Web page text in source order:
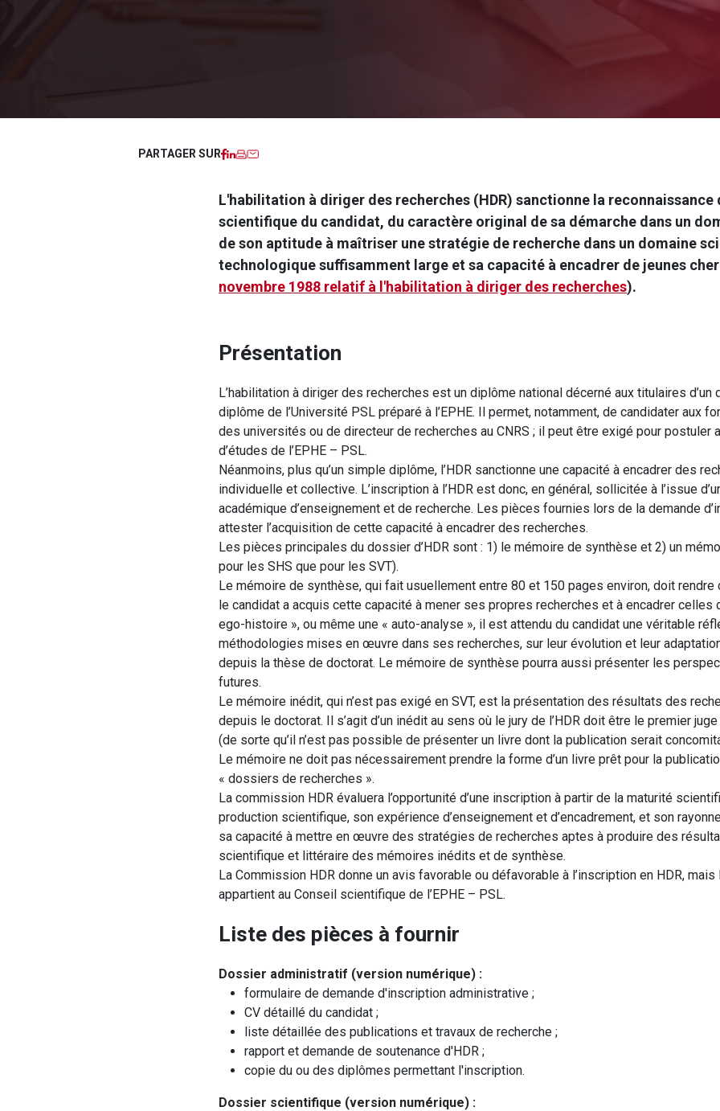
PARTAGER SUR Facebook
LinkedIn
Imprimer
L'habilitation à diriger des recherches (HDR) sanctionne la reconnaissance
scientifique du candidat, du caractère original de sa démarche dans un
de son aptitude à maîtriser une stratégie de recherche dans un domaine
technologique suffisamment large et sa capacité à encadrer de jeunes
novembre 1988 relatif à l'habilitation à diriger des recherches).
Présentation
L’habilitation à diriger des recherches est un diplôme national décerné aux titulaires d’un
diplôme de l’Université PSL préparé à l’EPHE. Il permet, notamment, de candidater aux
des universités ou de directeur de recherches au CNRS ; il peut être exigé pour postuler
d’études de l’EPHE – PSL.
Néanmoins, plus qu’un simple diplôme, l’HDR sanctionne une capacité à encadrer des
individuelle et collective. L’inscription à l’HDR est donc, en général, sollicitée à l’issue
académique d’enseignement et de recherche. Les pièces fournies lors de la demande
attester l’acquisition de cette capacité à encadrer des recherches.
Les pièces principales du dossier d’HDR sont : 1) le mémoire de synthèse et 2) un
pour les SHS que pour les SVT).
Le mémoire de synthèse, qui fait usuellement entre 80 et 150 pages environ, doit
le candidat a acquis cette capacité à mener ses propres recherches et à encadrer celles
ego-histoire », ou même une « auto-analyse », il est attendu du candidat une véritable
méthodologies mises en œuvre dans ses recherches, sur leur évolution et leur
depuis la thèse de doctorat. Le mémoire de synthèse pourra aussi présenter les
futures.
Le mémoire inédit, qui n’est pas exigé en SVT, est la présentation des résultats des
depuis le doctorat. Il s’agit d’un inédit au sens où le jury de l’HDR doit être le premier
(de sorte qu’il n’est pas possible de présenter un livre dont la publication serait
Le mémoire ne doit pas nécessairement prendre la forme d’un livre prêt pour la
« dossiers de recherches ».
La commission HDR évaluera l’opportunité d’une inscription à partir de la maturité
production scientifique, son expérience d’enseignement et d’encadrement, et son
sa capacité à mettre en œuvre des stratégies de recherches aptes à produire des
scientifique et littéraire des mémoires inédits et de synthèse.
La Commission HDR donne un avis favorable ou défavorable à l’inscription en HDR,
appartient au Conseil scientifique de l’EPHE – PSL.
Liste des pièces à fournir
Dossier administratif (version numérique) :
formulaire de demande d'inscription administrative ;
CV détaillé du candidat ;
liste détaillée des publications et travaux de recherche ;
rapport et demande de soutenance d'HDR ;
copie du ou des diplômes permettant l'inscription.
Dossier scientifique (version numérique) :